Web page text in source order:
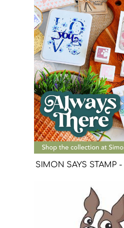
SIMON SAYS STAMP